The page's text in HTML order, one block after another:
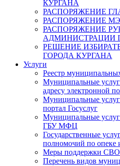
КУРГАНА
РАСПОРЯЖЕНИЕ
РАСПОРЯЖЕНИЕ
РАСПОРЯЖЕНИЕ
АДМИНИСТРАЦИИ
РЕШЕНИЕ
ГОРОДА КУРГАНА
Услуги
Реестр
Муниципальные
адресу электронной
Муниципальные
портал Госуслуг
Муниципальные
ГБУ МФЦ
Государственные
полномочий по опеке
Меры поддержки СВО
Перечень видов